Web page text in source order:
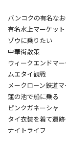
バンコクの有名な
有名水上マーケット
ゾウに乗りたい
中華街散策
ウィークエンドマ
ムエタイ観戦
メークローン鉄道
蓮の池で船に乗る
ピンクガネーシャ
タイ衣装を着て遺
ナイトライフ